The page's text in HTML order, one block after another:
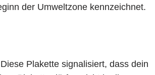
der Umweltzone kennzeichnet.
Plakette signalisiert, dass dein